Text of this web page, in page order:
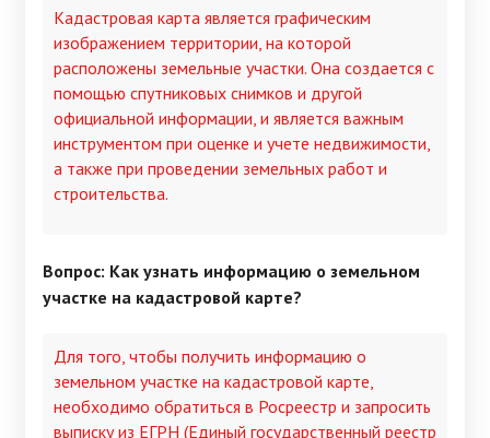
Кадастровая карта является графическим
изображением территории, на которой
расположены земельные участки. Она создается с
помощью спутниковых снимков и другой
официальной информации, и является важным
инструментом при оценке и учете недвижимости,
а также при проведении земельных работ и
строительства.
Вопрос: Как узнать информацию о земельном
участке на кадастровой карте?
Для того, чтобы получить информацию о
земельном участке на кадастровой карте,
необходимо обратиться в Росреестр и запросить
выписку из ЕГРН (Единый государственный реестр